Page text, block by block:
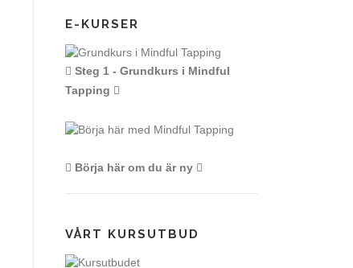
E-KURSER
Steg 1 - Grundkurs i Mindful
Tapping
Börja här om du är ny
VÅRT KURSUTBUD